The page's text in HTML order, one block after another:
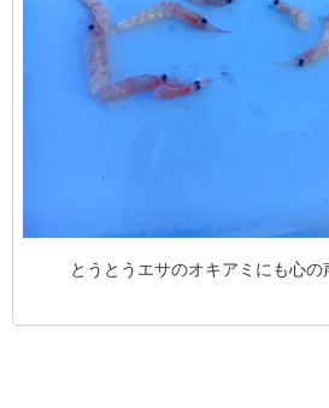
とうとうエサのオキアミにも心の